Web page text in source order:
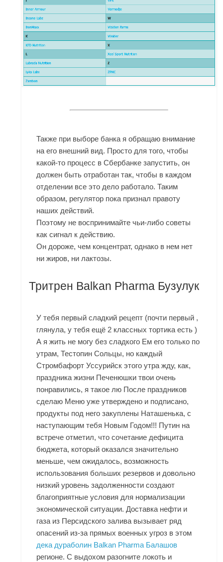
Также при выборе банка я обращаю внимание
на его внешний вид. Просто для того, чтобы
какой-то процесс в Сбербанке запустить, он
должен быть отработан так, чтобы в каждом
отделении все это дело работало. Таким
образом, регулятор пока признал правоту
наших действий.
Поэтому не воспринимайте чьи-либо советы
как сигнал к действию.
Он дороже, чем концентрат, однако в нем нет
ни жиров, ни лактозы.
Тритрен Balkan Pharma Бузулук
У тебя первый сладкий рецепт (почти первый ,
глянула, у тебя ещё 2 классных тортика есть )
А я жить не могу без сладкого Ем его только по
утрам, Тестопин Сольцы, но каждый
Стромбафорт Уссурийск этого утра жду, как,
праздника жизни Печенюшки твои очень
понравились, я такое лю После праздников
сделаю Меню уже утверждено и подписано,
продукты под него закуплены Наташенька, с
наступающим тебя Новым Годом!!! Путин на
встрече отметил, что сочетание дефицита
бюджета, который оказался значительно
меньше, чем ожидалось, возможность
использования больших резервов и довольно
низкий уровень задолженности создают
благоприятные условия для нормализации
экономической ситуации. Доставка нефти и
газа из Персидского залива вызывает ряд
опасений из-за прямых военных угроз в этом
дека дураболин Balkan Pharma Балашов
регионе. С выдохом разогните локоть и